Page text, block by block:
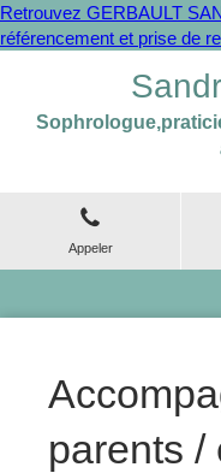
Retrouvez GERBAULT
référencement et prise de
Appeler
parents /